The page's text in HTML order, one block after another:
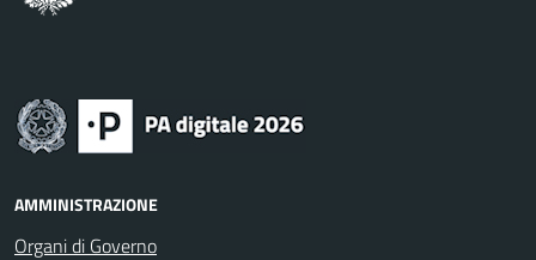
AMMINISTRAZIONE
Organi di Governo